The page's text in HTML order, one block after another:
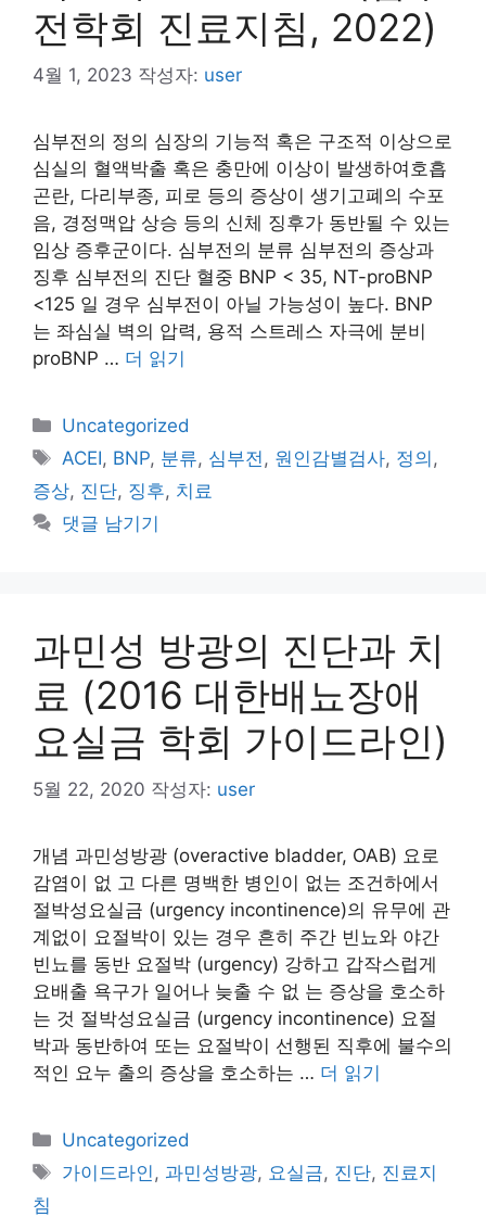
전학회 진료지침, 2022)
4월 1, 2023 작성자: user
심부전의 정의 심장의 기능적 혹은 구조적 이상으로
심실의 혈액박출 혹은 충만에 이상이 발생하여호흡
곤란, 다리부종, 피로 등의 증상이 생기고폐의 수포
음, 경정맥압 상승 등의 신체 징후가 동반될 수 있는
임상 증후군이다. 심부전의 분류 심부전의 증상과
징후 심부전의 진단 혈중 BNP < 35, NT-proBNP
<125 일 경우 심부전이 아닐 가능성이 높다. BNP
는 좌심실 벽의 압력, 용적 스트레스 자극에 분비
proBNP … 더 읽기
카
테
리
Uncategorized
태
그
ACEI, BNP, 분류, 심부전, 원인감별검사, 정의 ,
증상, 진단, 징후, 치료
댓글 남기기
과민성 방광의 진단과 치
료 (2016 대한배뇨장애
요실금 학회 가이드라인)
5월 22, 2020 작성자: user
개념 과민성방광 (overactive bladder, OAB) 요로
감염이 없 고 다른 명백한 병인이 없는 조건하에서
절박성요실금 (urgency incontinence)의 유무에 관
계없이 요절박이 있는 경우 흔히 주간 빈뇨와 야간
빈뇨를 동반 요절박 (urgency) 강하고 갑작스럽게
요배출 욕구가 일어나 늦출 수 없 는 증상을 호소하
는 것 절박성요실금 (urgency incontinence) 요절
박과 동반하여 또는 요절박이 선행된 직후에 불수의
적인 요누 출의 증상을 호소하는 … 더 읽기
카
테
고
Uncategorized
태
가이드라인 , 과민성방광, 요실금, 진단, 진료지
침